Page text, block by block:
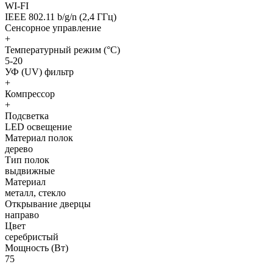
WI-FI
IEEE 802.11 b/g/n (2,4 ГГц)
Сенсорное управление
+
Температурный режим (°С)
5-20
УФ (UV) фильтр
+
Компрессор
+
Подсветка
LED освещение
Материал полок
дерево
Тип полок
выдвижные
Материал
металл, стекло
Открывание дверцы
направо
Цвет
серебристый
Мощность (Вт)
75